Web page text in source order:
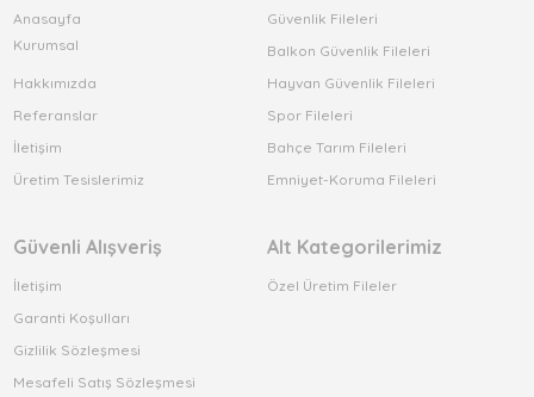
Anasayfa
Kurumsal
Hakkımızda
Referanslar
İletişim
Üretim Tesislerimiz
Güvenlik Fileleri
Balkon Güvenlik Fileleri
Hayvan Güvenlik Fileleri
Spor Fileleri
Bahçe Tarım Fileleri
Emniyet-Koruma Fileleri
Güvenli Alışveriş
İletişim
Garanti Koşulları
Gizlilik Sözleşmesi
Mesafeli Satış Sözleşmesi
Alt Kategorilerimiz
Özel Üretim Fileler